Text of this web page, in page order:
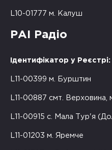
L10-01777 м. Калуш
РАІ Радіо
Ідентифікатор у Реєстрі:
L11-00399 м. Бурштин
L11-00887 смт. Верховина,
L11-00915 с. Мала Тур'я
L11-01203 м. Яремче